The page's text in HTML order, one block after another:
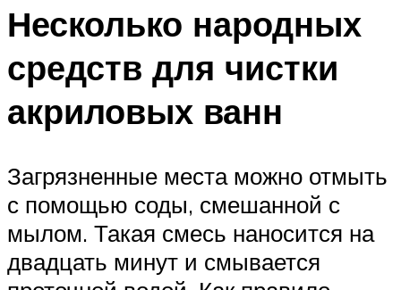
Несколько народных
средств для чистки
акриловых ванн
Загрязненные места можно отмыть
с помощью соды, смешанной с
мылом. Такая смесь наносится на
двадцать минут и смывается